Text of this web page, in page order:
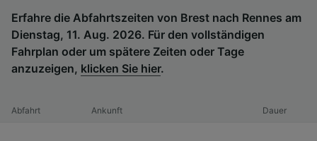
Erfahre die Abfahrtszeiten von Brest nach Rennes am
Dienstag, 11. Aug. 2026. Für den vollständigen
Fahrplan oder um spätere Zeiten oder Tage
anzuzeigen, klicken Sie hier.
Abfahrt Ankunft Dauer